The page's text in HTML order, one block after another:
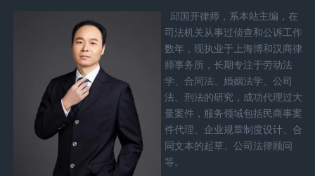
邱国开律师，系本站主编，在
司法机关从事过侦查和公诉工作
数年，现执业于上海博和汉商律
师事务所，长期专注于劳动法
学、合同法、婚姻法学、公司
法、刑法的研究，成功代理过大
量案件，服务领域包括民商事案
件代理、企业规章制度设计、合
同文本的起草、公司法律顾问
等。